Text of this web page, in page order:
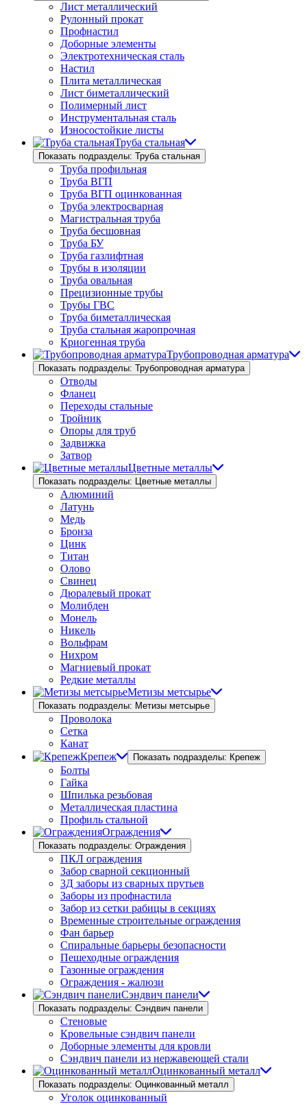
Лист металлический
Рулонный прокат
Профнастил
Доборные элементы
Электротехническая сталь
Настил
Плита металлическая
Лист биметаллический
Полимерный лист
Инструментальная сталь
Износостойкие листы
Труба стальная
Показать подразделы: Труба стальная
Труба профильная
Труба ВГП
Труба ВГП оцинкованная
Труба электросварная
Магистральная труба
Труба бесшовная
Труба БУ
Труба газлифтная
Трубы в изоляции
Труба овальная
Прецизионные трубы
Трубы ГВС
Труба биметаллическая
Труба стальная жаропрочная
Криогенная труба
Трубопроводная арматура
Показать подразделы: Трубопроводная арматура
Отводы
Фланец
Переходы стальные
Тройник
Опоры для труб
Задвижка
Затвор
Цветные металлы
Показать подразделы: Цветные металлы
Алюминий
Латунь
Медь
Бронза
Цинк
Титан
Олово
Свинец
Дюралевый прокат
Молибден
Монель
Никель
Вольфрам
Нихром
Магниевый прокат
Редкие металлы
Метизы метсырье
Показать подразделы: Метизы метсырье
Проволока
Сетка
Канат
Крепеж
Показать подразделы: Крепеж
Болты
Гайка
Шпилька резьбовая
Металлическая пластина
Профиль стальной
Ограждения
Показать подразделы: Ограждения
ПКЛ ограждения
Забор сварной секционный
3Д заборы из сварных прутьев
Заборы из профнастила
Забор из сетки рабицы в секциях
Временные строительные ограждения
Фан барьер
Спиральные барьеры безопасности
Пешеходные ограждения
Газонные ограждения
Ограждения - жалюзи
Сэндвич панели
Показать подразделы: Сэндвич панели
Стеновые
Кровельные сэндвич панели
Доборные элементы для кровли
Сэндвич панели из нержавеющей стали
Оцинкованный металл
Показать подразделы: Оцинкованный металл
Уголок оцинкованный